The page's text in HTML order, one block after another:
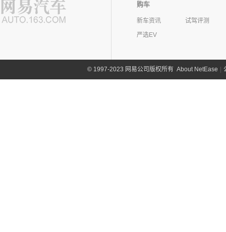
购车
新车资讯
试驾评测
严选EV
©1997-2023 网易公司版权所有 About NetEase